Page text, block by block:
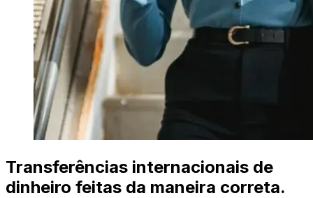
Transferências internacionais de
dinheiro feitas da maneira correta.